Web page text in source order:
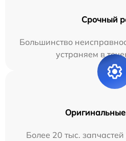
Срочный
Большинство
устраняем в
Оригинальные
Более 20 тыс.